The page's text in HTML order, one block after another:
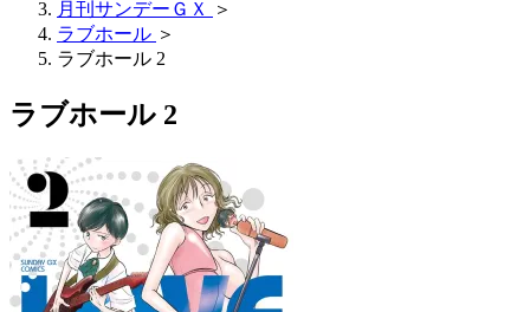
月刊サンデーＧＸ
＞
ラブホール ＞
ラブホール 2
ラブホール 2